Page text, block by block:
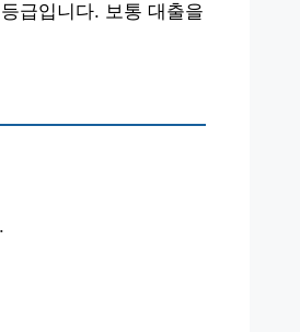
급입니다. 보통 대출을